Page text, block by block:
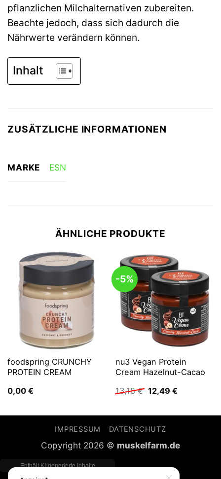
pflanzlichen Milchalternativen zubereiten.
Beachte jedoch, dass sich dadurch die
Nährwerte verändern können.
Inhalt
ZUSÄTZLICHE INFORMATIONEN
MARKE ESN
ÄHNLICHE PRODUKTE
foodspring CRUNCHY
PROTEIN CREAM
0,00 €
-5%
nu3 Vegan Protein
Cream Hazelnut-Cacao
13,18€ Ursprünglicher
Preis
13,18 €
12,49 €Aktueller
12,49 €.
IMPRESSUM DATENSCHUTZ
Copyright 2026 © muskelfarm.de